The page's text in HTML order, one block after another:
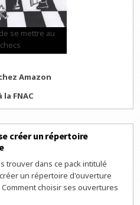
se mettre au
Amazon
FNAC
créer un répertoire
trouver dans ce pack intitulé
un répertoire d'ouverture
Comment choisir ses ouvertures